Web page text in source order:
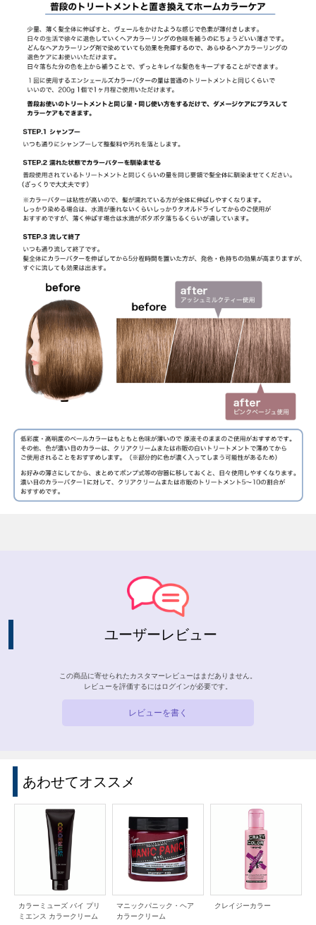
ユーザーレビュー
この商品に寄せられたカスタマーレビューはまだありません。
レビューを評価するには ログインが必要です。
レビューを書く
あわせてオススメ
カラーミューズ バイ プリ
ミエンス カラークリーム
マニックパニック・ヘア
カラークリーム
クレイジーカラー